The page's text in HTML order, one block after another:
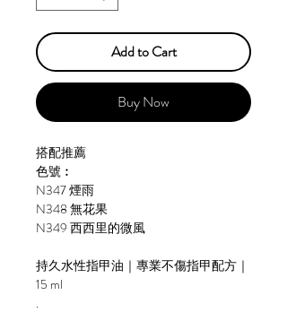
Add to Cart
Buy Now
搭配推薦
色號︰
N347 煙雨
N348 無花果
N349 西西里的微風
持久水性指甲油｜專業不傷指甲配方｜
15 ml
.